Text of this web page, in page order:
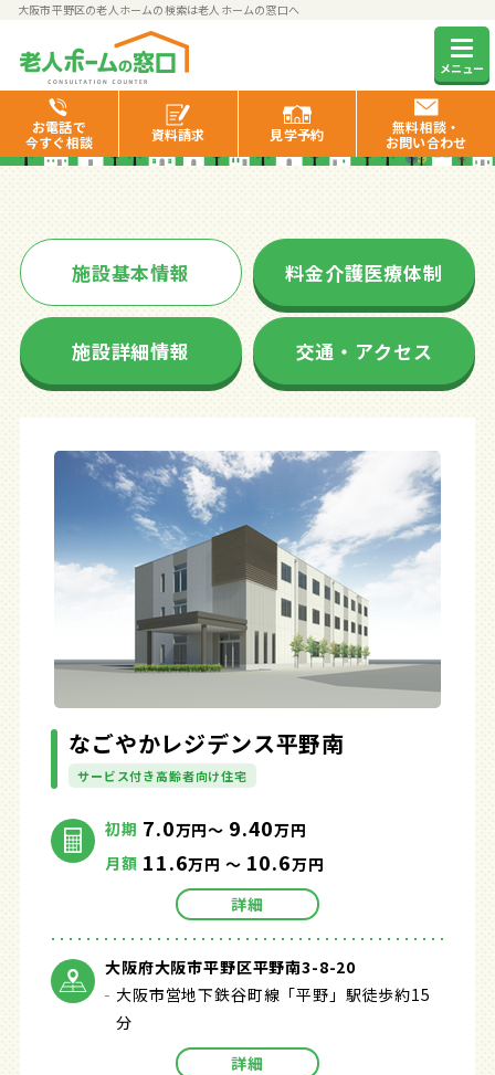
大阪市平野区の老人ホームの検索は老人ホームの窓口へ
メニュー
お電話で
今すぐ相談
資料請求 見学予約
無料相談・
お問い合わせ
なごやかレジデンス平野南
施設基本情報 料金介護医療体制
施設詳細情報 交通・アクセス
なごやかレジデンス平野南
サービス付き高齢者向け住宅
初期 7.0万円～ 9.40万円
月額 11.6万円 ～ 10.6万円
詳細
大阪府大阪市平野区平野南3-8-20
大阪市営地下鉄谷町線「平野」駅徒歩約15
分
詳細